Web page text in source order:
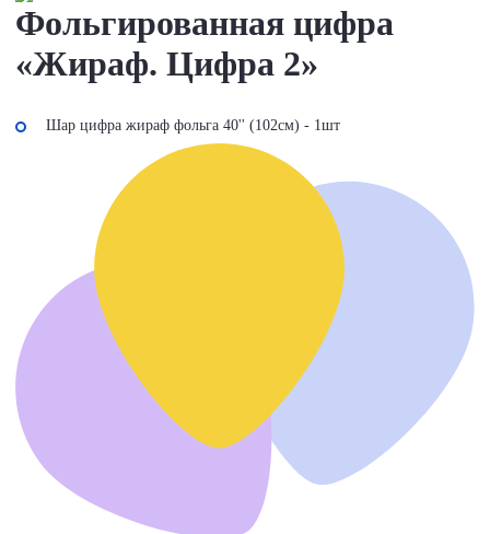
Фольгированная цифра
«Жираф. Цифра 2»
Шар цифра жираф фольга 40'' (102см) - 1шт